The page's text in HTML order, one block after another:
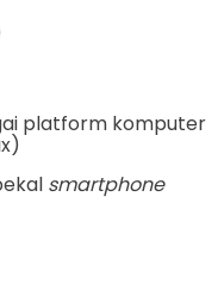
platform komputer
smartphone